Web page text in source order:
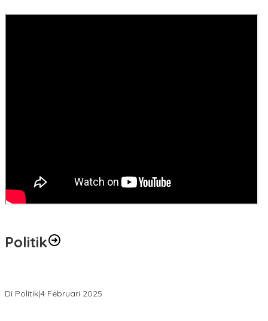
Politik
Di Politik|4 Februari 2025